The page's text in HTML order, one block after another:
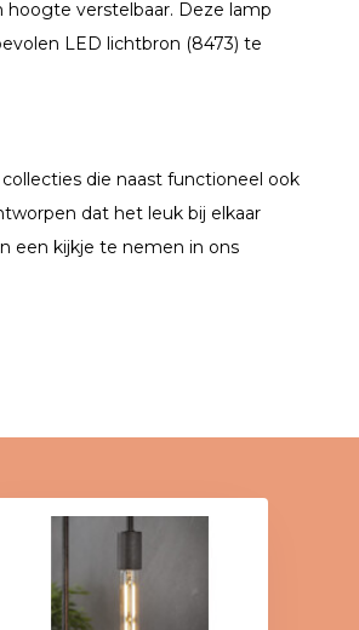
hoogte verstelbaar. Deze lamp
LED lichtbron (8473) te
die naast functioneel ook
dat het leuk bij elkaar
een kijkje te nemen in ons